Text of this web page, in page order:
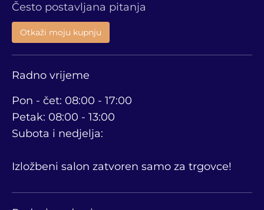
Često postavljana pitanja
Otkaži moju kupnju
Radno vrijeme
Pon - čet: 08:00 - 17:00
Petak: 08:00 - 13:00
Subota i nedjelja:
Izložbeni salon zatvoren samo za trgovce!